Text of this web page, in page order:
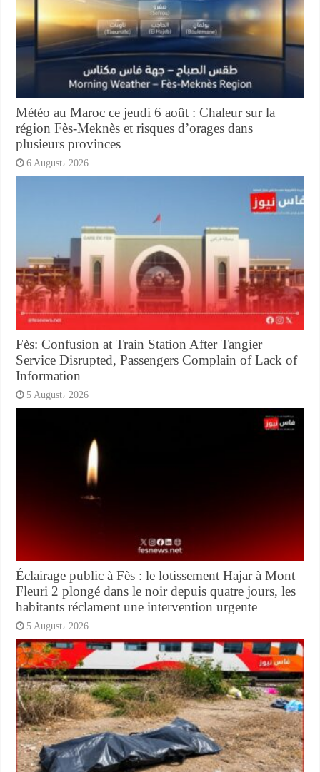
Météo au Maroc ce jeudi 6 août : Chaleur sur la
région Fès-Meknès et risques d’orages dans
plusieurs provinces
6 August، 2026
Fès: Confusion at Train Station After Tangier
Service Disrupted, Passengers Complain of Lack of
Information
5 August، 2026
Éclairage public à Fès : le lotissement Hajar à Mont
Fleuri 2 plongé dans le noir depuis quatre jours, les
habitants réclament une intervention urgente
5 August، 2026